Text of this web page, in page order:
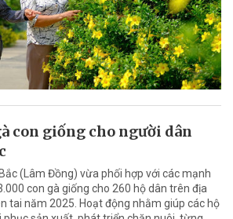
con giống cho người dân
(Lâm Đồng) vừa phối hợp với các mạnh
con gà giống cho 260 hộ dân trên địa
tai năm 2025. Hoạt động nhằm giúp các hộ